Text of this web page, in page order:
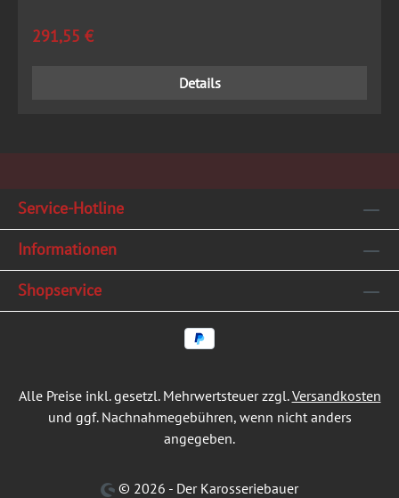
Regulärer Preis:
291,55 €
Details
Service-Hotline
Informationen
Shopservice
Alle Preise inkl. gesetzl. Mehrwertsteuer zzgl.Versandkosten
und ggf. Nachnahmegebühren, wenn nicht anders
angegeben.
© 2026 - Der Karosseriebauer